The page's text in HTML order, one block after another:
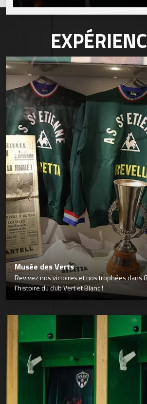
Musée des Verts
Revivez nos victoires et nos trophées dans
l’histoire du club Vert et Blanc !